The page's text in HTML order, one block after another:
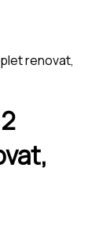
renovat,